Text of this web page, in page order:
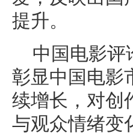
提升。
中国电影评
彰显中国电影
续增长，对创
与观众情绪变